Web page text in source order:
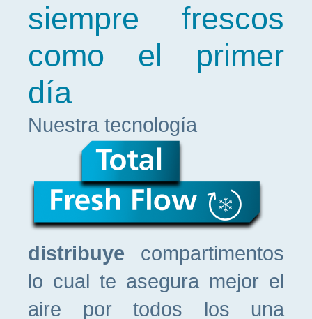
siempre frescos
como el primer
día
Nuestra tecnología
distribuye compartimentos
lo cual te asegura mejor el
aire por todos los una